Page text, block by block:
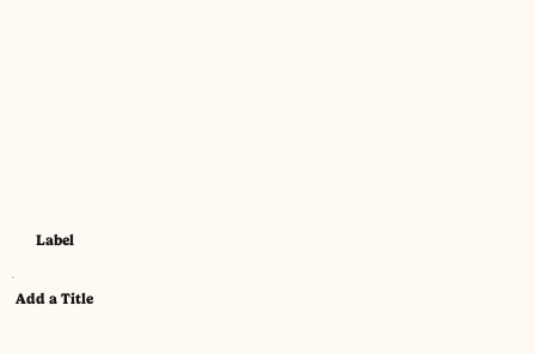
Label
Add a Title